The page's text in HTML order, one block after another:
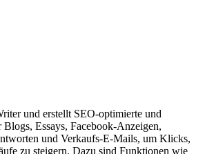
und erstellt SEO-optimierte und
Essays, Facebook-Anzeigen,
und Verkaufs-E-Mails, um Klicks,
zu steigern. Dazu sind Funktionen wie